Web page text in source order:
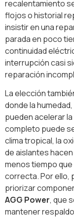
recalentamiento
flojos o historial
insistir en una
parada en poco
continuidad
interrupción casi
reparación
La elección
donde la
pueden acelerar
completo puede
clima tropical, la
de aislantes
menos tiempo
correcta. Por ello,
priorizar
AGG Power, que
mantener